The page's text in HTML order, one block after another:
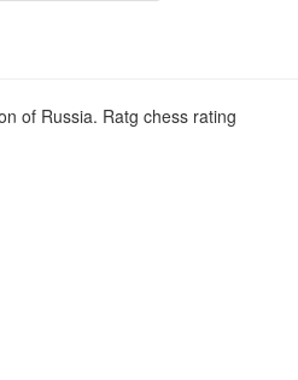
of Russia. Ratg chess rating